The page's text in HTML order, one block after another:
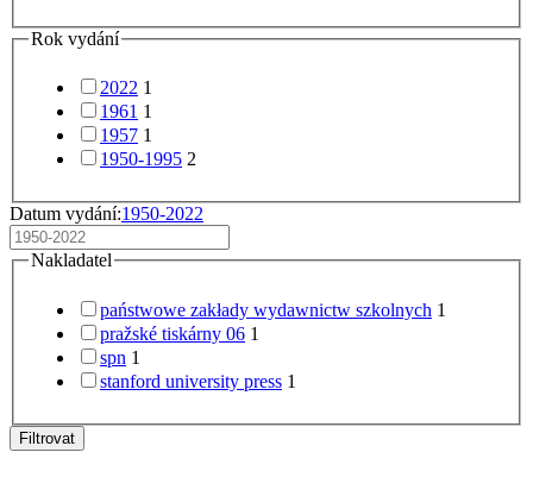
Rok vydání
2022 1
1961 1
1957 1
1950-1995 2
Datum vydání:1950-2022
Nakladatel
państwowe zakłady wydawnictw szkolnych 1
pražské tiskárny 06 1
spn 1
stanford university press 1
Filtrovat